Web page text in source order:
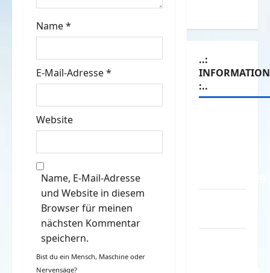
i
o
n
Name*
E-Mail-Adresse*
Website
Name, E-Mail-Adresse
und Website in diesem
Browser für meinen
nächsten Kommentar
speichern.
Bist du ein Mensch, Maschine oder
Nervensäge?
..:
:..